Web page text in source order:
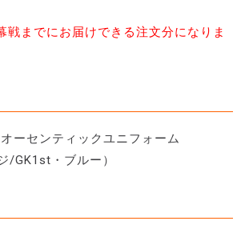
までにお届けできる注文分になりま
ーセンティックユニフォーム
/GK1st・ブルー）